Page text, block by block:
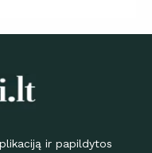
ir papildytos